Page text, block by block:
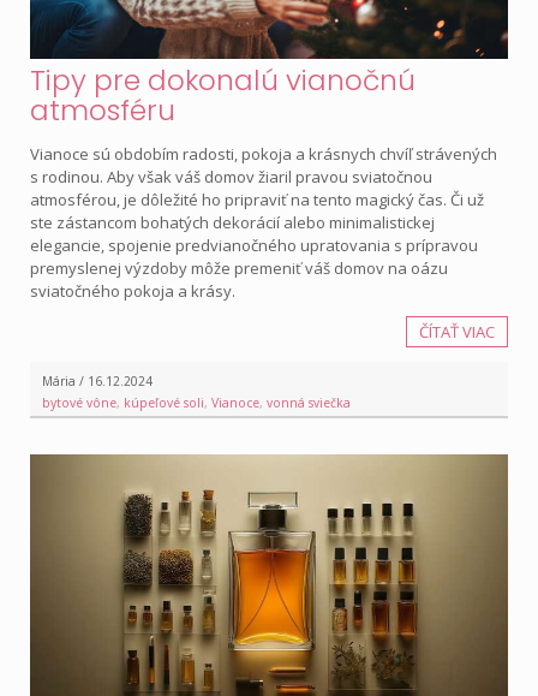
Tipy pre dokonalú vianočnú
atmosféru
Vianoce sú obdobím radosti, pokoja a krásnych chvíľ strávených
s rodinou. Aby však váš domov žiaril pravou sviatočnou
atmosférou, je dôležité ho pripraviť na tento magický čas. Či už
ste zástancom bohatých dekorácií alebo minimalistickej
elegancie, spojenie predvianočného upratovania s prípravou
premyslenej výzdoby môže premeniť váš domov na oázu
sviatočného pokoja a krásy.
ČÍTAŤ VIAC
Mária / 16.12.2024
bytové vône, kúpeľové soli, Vianoce, vonná sviečka